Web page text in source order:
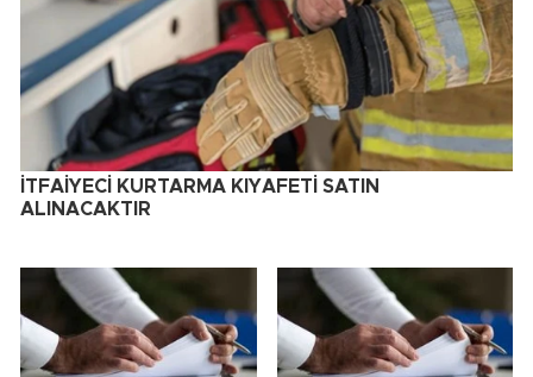
İTFAİYECİ KURTARMA KIYAFETİ SATIN
ALINACAKTIR